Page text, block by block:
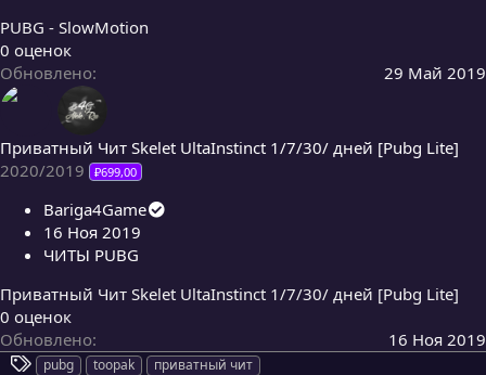
PUBG - SlowMotion
0
,
0
з
в
0 оценок
Обновлено
29 Май 2019
Приватный Чит Skelet UltaInstinct 1/7/30/ дней [Pubg Lite]
2020/2019
₽699,00
Bariga4Game
16 Ноя 2019
ЧИТЫ PUBG
Приватный Чит Skelet UltaInstinct 1/7/30/ дней [Pubg Lite]
0
,
0 оценок
Обновлено
16 Ноя 2019
Тpubg toopak приватный чит